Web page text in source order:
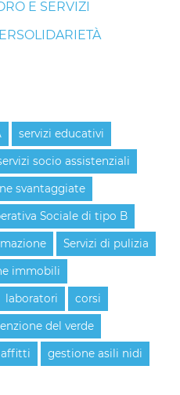
E SERVIZI
servizi educativi
socio assistenziali
svantaggiate
Sociale di tipo B
Servizi di pulizia
immobili
laboratori corsi
del verde
affitti gestione asili nidi